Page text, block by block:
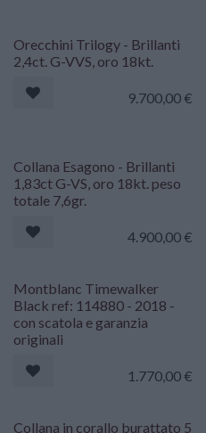
Orecchini Trilogy - Brillanti
2,4ct. G-VVS, oro 18kt.
9.700,00€
Collana Esagono - Brillanti
1,83ct G-VS, oro 18kt. peso
totale 7,6gr.
4.900,00€
Montblanc Timewalker
Black ref: 114880 - 2018 -
con scatola e garanzia
originali
1.770,00€
Collana in corallo burattato 5